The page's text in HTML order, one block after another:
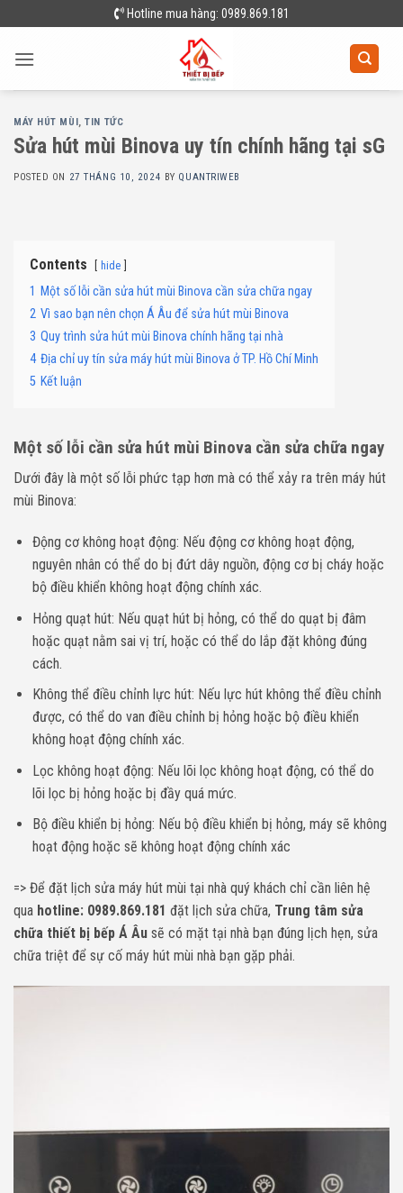
to
content
Hotline mua hàng: 0989.869.181
MÁY HÚT MÙI,TIN TỨC
Sửa hút mùi Binova uy tín chính hãng tại sG
POSTED ON 27 THÁNG 10, 2024 BY QUANTRIWEB
Contents hide
1 Một số lỗi cần sửa hút mùi Binova cần sửa chữa ngay
2 Vì sao bạn nên chọn Á Âu để sửa hút mùi Binova
3 Quy trình sửa hút mùi Binova chính hãng tại nhà
4 Địa chỉ uy tín sửa máy hút mùi Binova ở TP. Hồ Chí Minh
5 Kết luận
Một số lỗi cần sửa hút mùi Binova cần sửa chữa ngay
Dưới đây là một số lỗi phức tạp hơn mà có thể xảy ra trên máy hút
mùi Binova:
Động cơ không hoạt động: Nếu động cơ không hoạt động,
nguyên nhân có thể do bị đứt dây nguồn, động cơ bị cháy hoặc
bộ điều khiển không hoạt động chính xác.
Hỏng quạt hút: Nếu quạt hút bị hỏng, có thể do quạt bị đâm
hoặc quạt nằm sai vị trí, hoặc có thể do lắp đặt không đúng
cách.
Không thể điều chỉnh lực hút: Nếu lực hút không thể điều chỉnh
được, có thể do van điều chỉnh bị hỏng hoặc bộ điều khiển
không hoạt động chính xác.
Lọc không hoạt động: Nếu lõi lọc không hoạt động, có thể do
lõi lọc bị hỏng hoặc bị đầy quá mức.
Bộ điều khiển bị hỏng: Nếu bộ điều khiển bị hỏng, máy sẽ không
hoạt động hoặc sẽ không hoạt động chính xác
=> Để đặt lịch sửa máy hút mùi tại nhà quý khách chỉ cần liên hệ
qua hotline: 0989.869.181 đặt lịch sửa chữa, Trung tâm sửa
chữa thiết bị bếp Á Âu sẽ có mặt tại nhà bạn đúng lịch hẹn, sửa
chữa triệt để sự cố máy hút mùi nhà bạn gặp phải.